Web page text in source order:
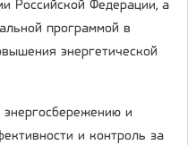
Российской Федерации, а
программой в
энергетической
и
и контроль за